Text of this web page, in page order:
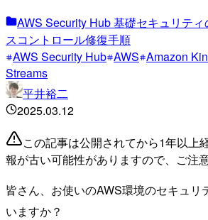
AWS Security Hub 基礎セキュリテ
スコントロール修復手順
AWS Security Hub AWS Amazon
Streams
平井裕二
2025.03.12
この記事は公開されてから1年以上
報が古い可能性がありますので、ご注意
皆さん、お使いのAWS環境のセキュリ
いますか？